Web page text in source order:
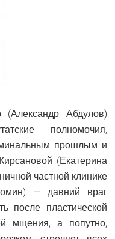
Абдулов)
полномочия,
прошлым и
(Екатерина
частной клинике
— давний враг
после пластической
мщения, а попутно,